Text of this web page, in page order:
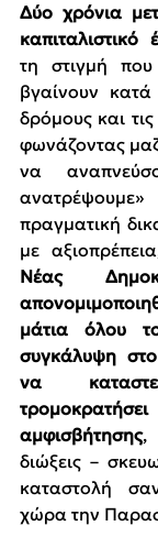
Δύο χρόνια
τη στιγμή
βγαίνουν
δρόμους και
φωνάζοντας
να
πραγματική
με
Νέας
μάτια όλου
συγκάλυψη στο
να
αμφισβήτησης,
διώξεις –
καταστολή
χώρα την